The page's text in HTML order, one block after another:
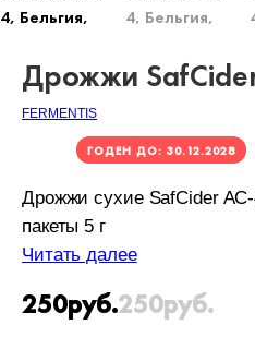
Дрожжи
FERMENTIS
ГОДЕН ДО: 30.12.2028
Дрожжи сухие SafCider
пакеты 5 г
Читать далее
250руб.250руб.